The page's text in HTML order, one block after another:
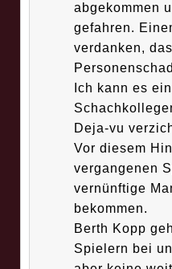
abgekommen
gefahren.
verdanken,
Ich kann es
Deja-vu
Vor diesem
vergangenen
vernünftige
bekommen.
Berth Kopp
Spielern bei